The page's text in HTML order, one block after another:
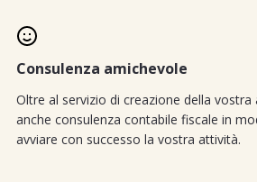
Consulenza amichevole
Oltre al servizio di creazione della
anche consulenza contabile fiscale in
avviare con successo la vostra attività.